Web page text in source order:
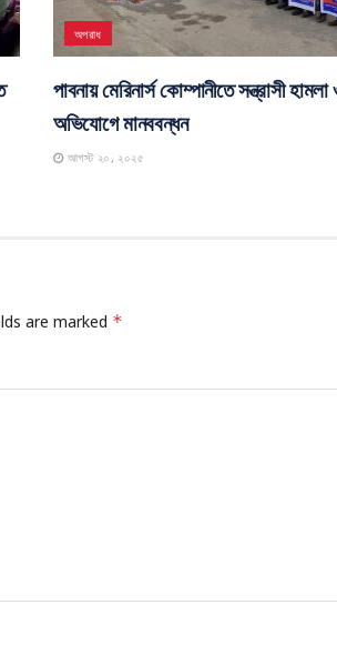
অপরাধ
পাবনায় মেরিনার্স কোম্পানীতে সন্ত্রাসী
অভিযোগে মানববন্ধন
আগস্ট ২০, ২০২৫
are marked *